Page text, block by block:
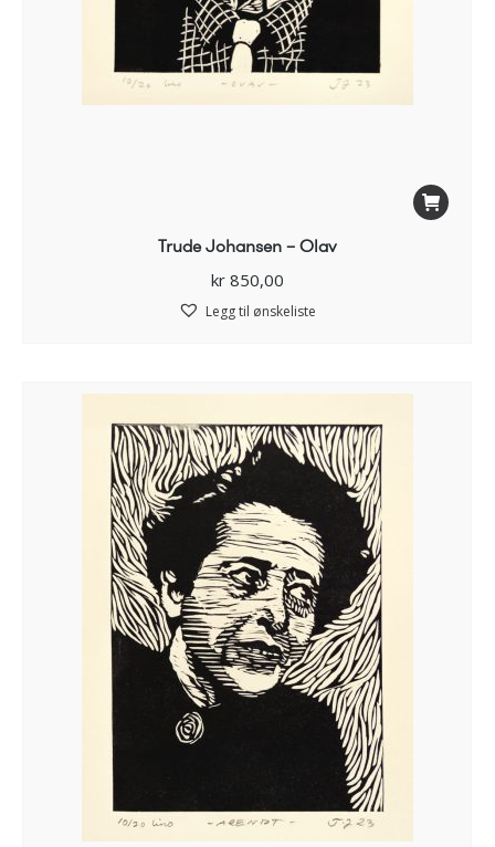
Trude Johansen – Olav
kr850,00
Legg til ønskeliste